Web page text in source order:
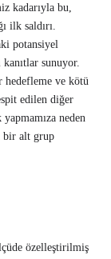
kadarıyla bu,
ilk saldırı.
potansiyel
sunuyor.
hedefleme ve kötü
edilen diğer
neden
bir alt grup
özelleştirilmiş